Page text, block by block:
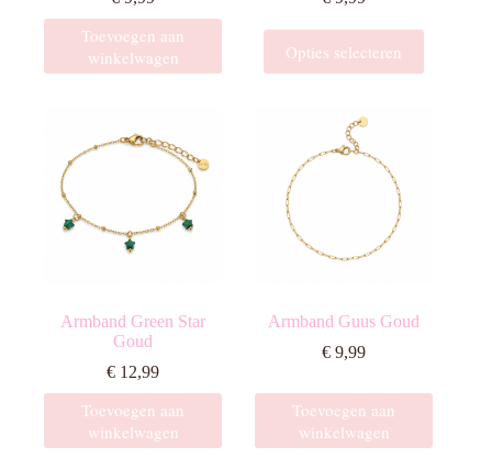
Toevoegen aan
winkelwagen
Opties selecteren
product
heeft
variaties.
Deze
optie
gekozen
de
Armband Green Star
Goud
€ 12,99
Toevoegen aan
winkelwagen
Armband Guus Goud
€ 9,99
Toevoegen aan
winkelwagen